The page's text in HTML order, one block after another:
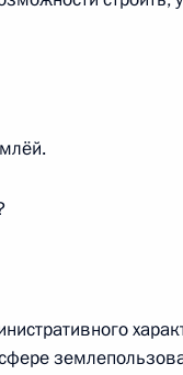
России
России
к Президенту
России —